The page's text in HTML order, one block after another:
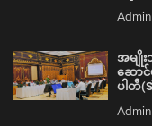
Admin
Popular News